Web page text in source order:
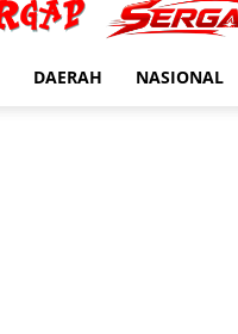
DAERAH NASIONAL